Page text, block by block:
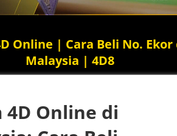
Online | Cara Beli No. Ekor
Malaysia | 4D8
4D Online di